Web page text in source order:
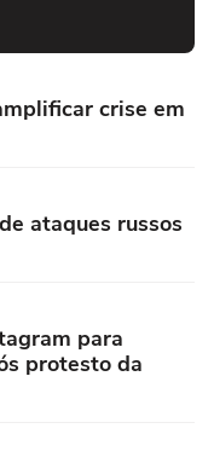
crise em
ataques russos
para
protesto da